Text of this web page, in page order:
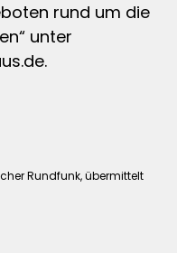
rund um die
unter
Rundfunk, übermittelt